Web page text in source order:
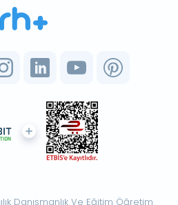
Danışmanlık Ve Eğitim Öğretim